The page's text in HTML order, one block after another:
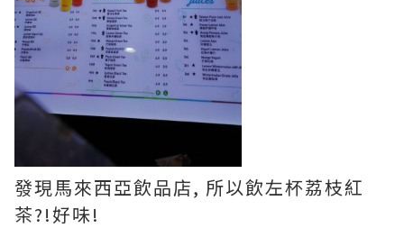
發現馬來西亞飲品店, 所以飲左杯荔枝紅
茶?!好味!